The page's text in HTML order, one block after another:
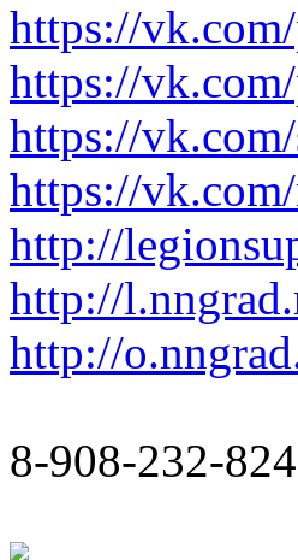
https://
https://
https://
https://
http://
http://
http://
8-908-232-